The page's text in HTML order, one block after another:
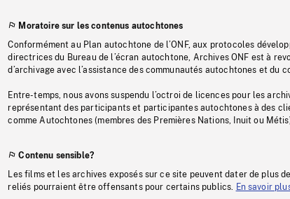
Moratoire sur les contenus autochtones
Conformément au Plan autochtone de l’ONF, aux protocoles
directrices du Bureau de l’écran autochtone, Archives ONF est à
d’archivage avec l’assistance des communautés autochtones et du
Entre-temps, nous avons suspendu l’octroi de licences pour les
représentant des participants et participantes autochtones à des
comme Autochtones (membres des Premières Nations, Inuit ou
Contenu sensible?
Les films et les archives exposés sur ce site peuvent dater de plus
reliés pourraient être offensants pour certains publics. En savoir